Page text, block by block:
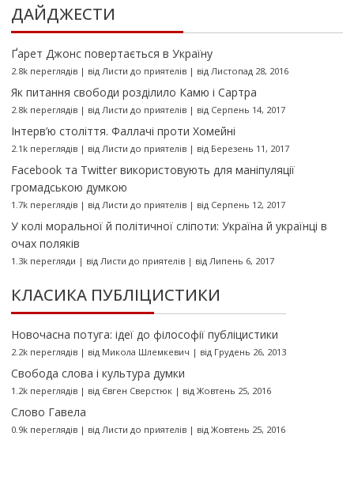
ДАЙДЖЕСТИ
Ґарет Джонс повертається в Україну
2.8k переглядів| від Листи до приятелів| від Листопад 28, 2016
Як питання свободи розділило Камю і Сартра
2.8k переглядів| від Листи до приятелів| від Серпень 14, 2017
Інтерв’ю століття. Фаллачі проти Хомейні
2.1k переглядів| від Листи до приятелів| від Березень 11, 2017
Facebook та Twitter використовують для маніпуляції
громадською думкою
1.7k переглядів| від Листи до приятелів| від Серпень 12, 2017
У колі моральної й політичної сліпоти: Україна й українці в
очах поляків
1.3k перегляди | від Листи до приятелів| від Липень 6, 2017
КЛАСИКА ПУБЛІЦИСТИКИ
Новочасна потуга: ідеї до філософії публіцистики
2.2k переглядів| від Микола Шлемкевич | від Грудень 26, 2013
Свобода слова і культура думки
1.2k переглядів| від Євген Сверстюк| від Жовтень 25, 2016
Слово Гавела
0.9k переглядів| від Листи до приятелів| від Жовтень 25, 2016